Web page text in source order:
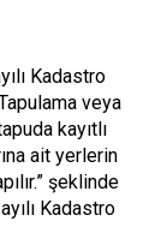
Kadastro
veya
kayıtlı
ait yerlerin
şeklinde
Kadastro